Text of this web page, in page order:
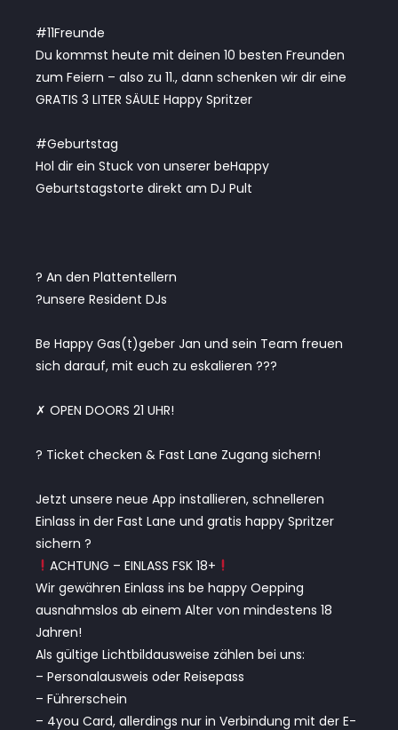
#11Freunde
Du kommst heute mit deinen 10 besten Freunden
zum Feiern – also zu 11., dann schenken wir dir eine
GRATIS 3 LITER SÄULE Happy Spritzer
#Geburtstag
Hol dir ein Stuck von unserer beHappy
Geburtstagstorte direkt am DJ Pult
? An den Plattentellern
?unsere Resident DJs
Be Happy Gas(t)geber Jan und sein Team freuen
sich darauf, mit euch zu eskalieren ???
✗ OPEN DOORS 21 UHR!
? Ticket checken & Fast Lane Zugang sichern!
Jetzt unsere neue App installieren, schnelleren
Einlass in der Fast Lane und gratis happy Spritzer
sichern ?
ACHTUNG – EINLASS FSK 18+
Wir gewähren Einlass ins be happy Oepping
ausnahmslos ab einem Alter von mindestens 18
Jahren!
Als gültige Lichtbildausweise zählen bei uns:
– Personalausweis oder Reisepass
– Führerschein
– 4you Card, allerdings nur in Verbindung mit der E-